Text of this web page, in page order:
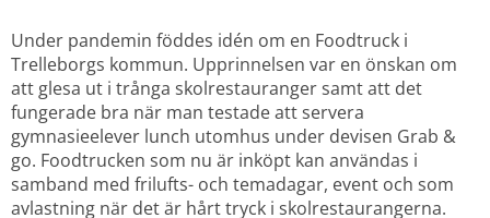
Under pandemin föddes idén om en Foodtruck i
Trelleborgs kommun. Upprinnelsen var en önskan om
att glesa ut i trånga skolrestauranger samt att det
fungerade bra när man testade att servera
gymnasieelever lunch utomhus under devisen Grab &
go. Foodtrucken som nu är inköpt kan användas i
samband med frilufts- och temadagar, event och som